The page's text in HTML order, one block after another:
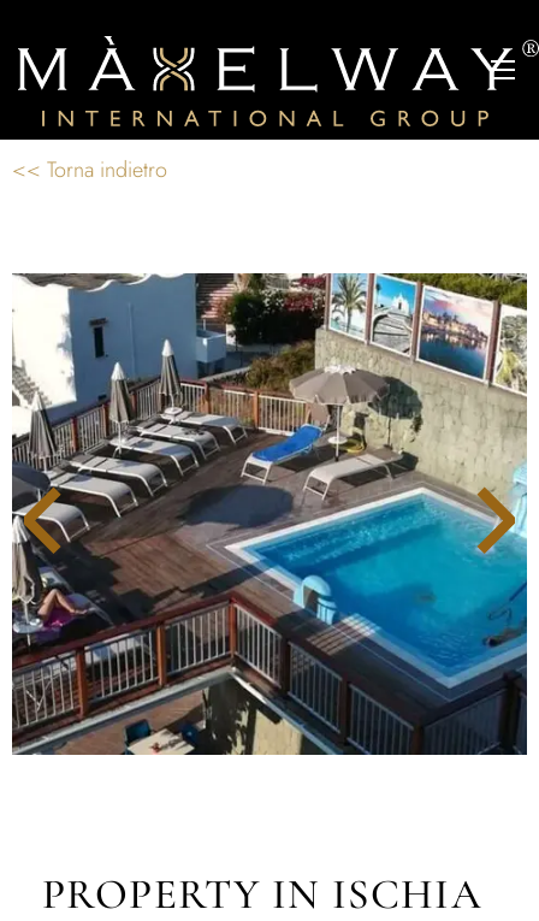
<< Torna indietro
PROPERTY IN ISCHIA